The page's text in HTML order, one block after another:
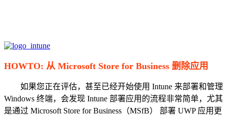
HOWTO: 从 Microsoft Store for Business 删除应用
如果您正在评估，甚至已经开始使用 Intune 来部署和管理
Windows 终端，会发现 Intune 部署应用的流程非常简单，尤其
是通过 Microsoft Store for Business（MSfB） 部署 UWP 应用更